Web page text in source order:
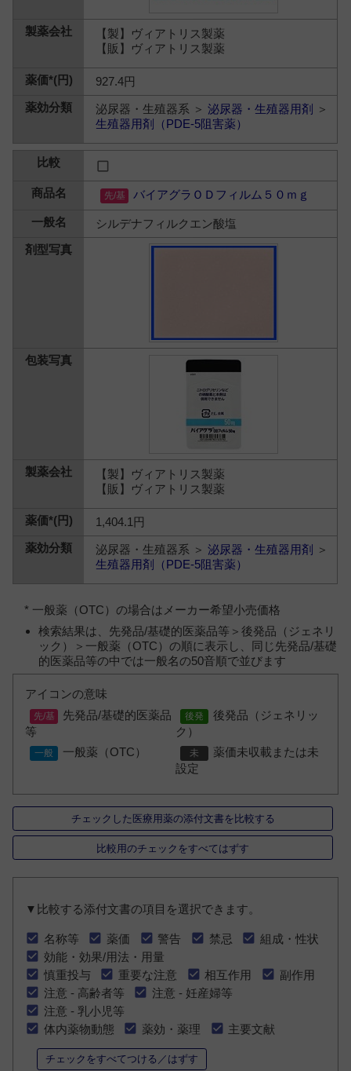
【製】ヴィアトリス製薬
【販】ヴィアトリス製薬
927.4円
泌尿器・生殖器系 ＞泌尿器・生殖器用剤
＞
生殖器用剤（PDE-5阻害薬）
バイアグラＯＤフィルム５０ｍｇ
シルデナフィルクエン酸塩
【製】ヴィアトリス製薬
【販】ヴィアトリス製薬
1,404.1円
泌尿器・生殖器系 ＞泌尿器・生殖器用剤
＞
生殖器用剤（PDE-5阻害薬）
* 一般薬（OTC）の場合はメーカー希望小売価格
検索結果は、先発品/基礎的医薬品等＞後発品（ジェネリ
ック）＞一般薬（OTC）の順に表示し、同じ先発品/基礎
的医薬品等の中では一般名の50音順で並びます
アイコンの意味
先発品/基礎的医薬品
等
後発品（ジェネリッ
ク）
一般薬（OTC）
薬価未収載または未
設定
チェックした医療用薬の添付文書を比較する
比較用のチェックをすべてはずす
▼比較する添付文書の項目を選択できます。
名称等 薬価 警告 禁忌
組成・性状
効能・効果/用法・用量
慎重投与
重要な注意 相互作用
副作用
注意 - 高齢者等
注意 - 妊産婦等
注意 - 乳小児等
体内薬物動態
薬効・薬理 主要文献
チェックをすべてつける／はずす